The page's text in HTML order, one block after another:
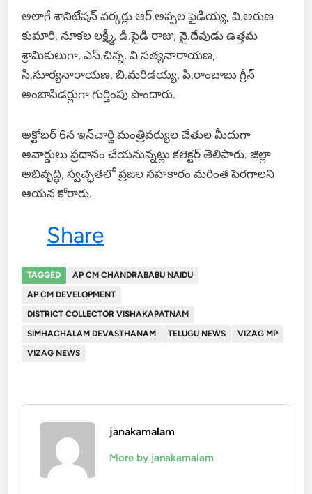
అలాగే శానిటేషన్ వర్కర్లు ఆర్.అప్పల పైడియ్య, వి.అరుణ
కుమారి, నూకల లక్ష్మీ, డి.పైడి రాజు, వై.దేవుడు ఉత్తమ
శ్రామికులుగా, ఎస్.చిన్న, వి.సత్యనారాయణ,
సి.సూర్యనారాయణ, బి.మరిడయ్య, పి.రాంబాబు గ్రీన్
అంబాసిడర్లుగా గుర్తింపు పొందారు.
అక్టోబర్ 6న ఇన్‌చార్జి మంత్రివర్యుల చేతుల మీదుగా
అవార్డులు ప్రదానం చేయనున్నట్లు కలెక్టర్ తెలిపారు. జిల్లా
అభివృద్ధి, స్వచ్ఛతలో ప్రజల సహకారం మరింత పెరగాలని
ఆయన కోరారు.
Share
TAGGED
AP CM CHANDRABABU NAIDU
AP CM DEVELOPMENT
DISTRICT COLLECTOR VISHAKAPATNAM
SIMHACHALAM DEVASTHANAM
TELUGU NEWS
VIZAG MP
VIZAG NEWS
janakamalam
More by janakamalam